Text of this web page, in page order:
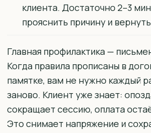
клиента. Достаточно 2–3
прояснить причину и
Главная профилактика —
Когда правила прописаны в
памятке, вам не нужно каждый
заново. Клиент уже знает:
сокращает сессию, оплата
Это снимает напряжение и